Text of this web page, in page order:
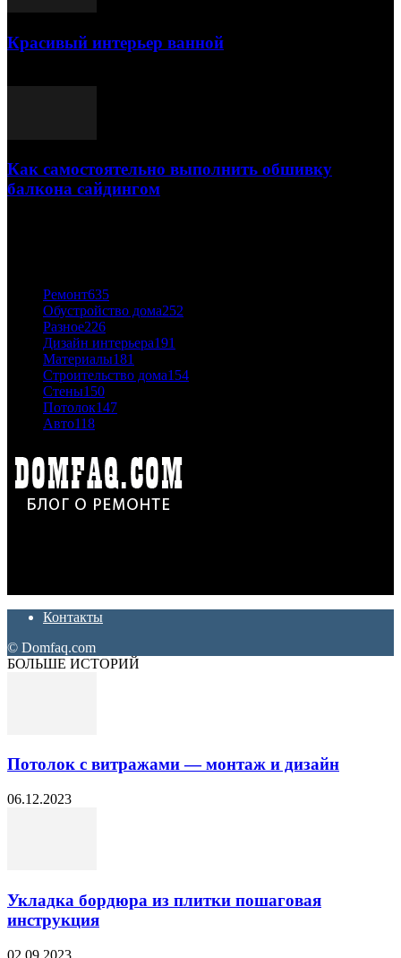
Красивый интерьер ванной
Как самостоятельно выполнить обшивку
балкона сайдингом
Ремонт635
Обустройство дома252
Разное226
Дизайн интерьера191
Материалы181
Строительство дома154
Стены150
Потолок147
Авто118
Контакты
© Domfaq.com
БОЛЬШЕ ИСТОРИЙ
Потолок с витражами — монтаж и дизайн
06.12.2023
Укладка бордюра из плитки пошаговая
инструкция
02.09.2023